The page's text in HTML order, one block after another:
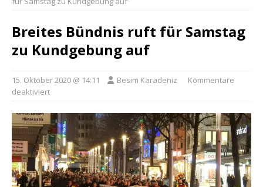
Breites Bündnis ruft für Samstag
zu Kundgebung auf
15. Oktober 2020 @ 14:11 Besim Karadeniz
Kommentare
deaktiviert